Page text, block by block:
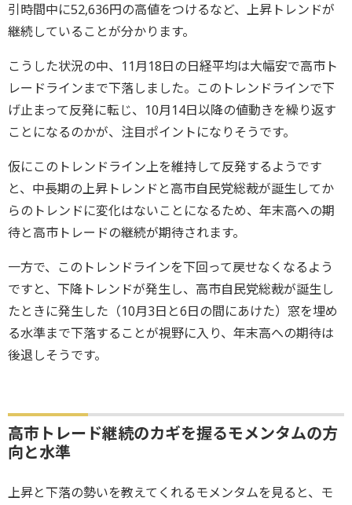
引時間中に52,636円の高値をつけるなど、上昇トレンドが
継続していることが分かります。
こうした状況の中、11月18日の日経平均は大幅安で高市ト
レードラインまで下落しました。このトレンドラインで下
げ止まって反発に転じ、10月14日以降の値動きを繰り返す
ことになるのかが、注目ポイントになりそうです。
仮にこのトレンドライン上を維持して反発するようです
と、中長期の上昇トレンドと高市自民党総裁が誕生してか
らのトレンドに変化はないことになるため、年末高への期
待と高市トレードの継続が期待されます。
一方で、このトレンドラインを下回って戻せなくなるよう
ですと、下降トレンドが発生し、高市自民党総裁が誕生し
たときに発生した（10月3日と6日の間にあけた）窓を埋め
る水準まで下落することが視野に入り、年末高への期待は
後退しそうです。
高市トレード継続のカギを握るモメンタムの方
向と水準
上昇と下落の勢いを教えてくれるモメンタムを見ると、モ